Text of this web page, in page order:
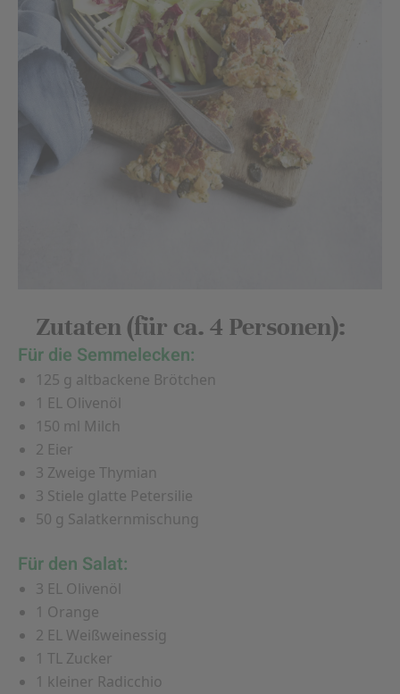
Zutaten (für ca. 4 Personen):
Für die Semmelecken:
125 g altbackene Brötchen
1 EL Olivenöl
150 ml Milch
2 Eier
3 Zweige Thymian
3 Stiele glatte Petersilie
50 g Salatkernmischung
Für den Salat:
3 EL Olivenöl
1 Orange
2 EL Weißweinessig
1 TL Zucker
1 kleiner Radicchio